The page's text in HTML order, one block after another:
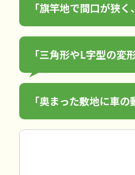
「旗竿地で間口が狭
「三角形やL字型の
「奥まった敷地に車